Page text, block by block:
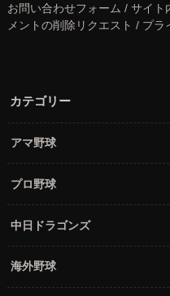
お問い合わせフォーム / サイ
メントの削除リクエスト / プ
カテゴリー
アマ野球
プロ野球
中日ドラゴンズ
海外野球